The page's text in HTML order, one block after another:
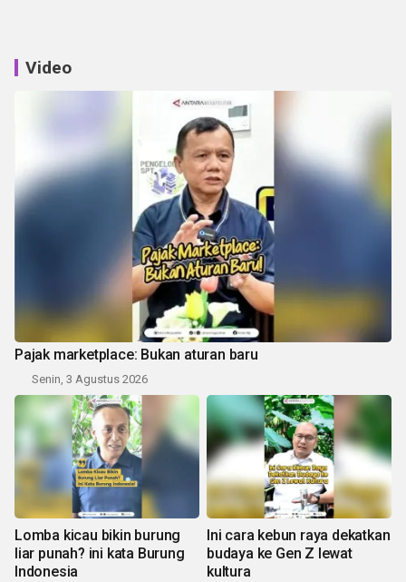
Video
Pajak marketplace: Bukan aturan baru
Senin, 3 Agustus 2026
Lomba kicau bikin burung
liar punah? ini kata Burung
Indonesia
Ini cara kebun raya dekatkan
budaya ke Gen Z lewat
kultura